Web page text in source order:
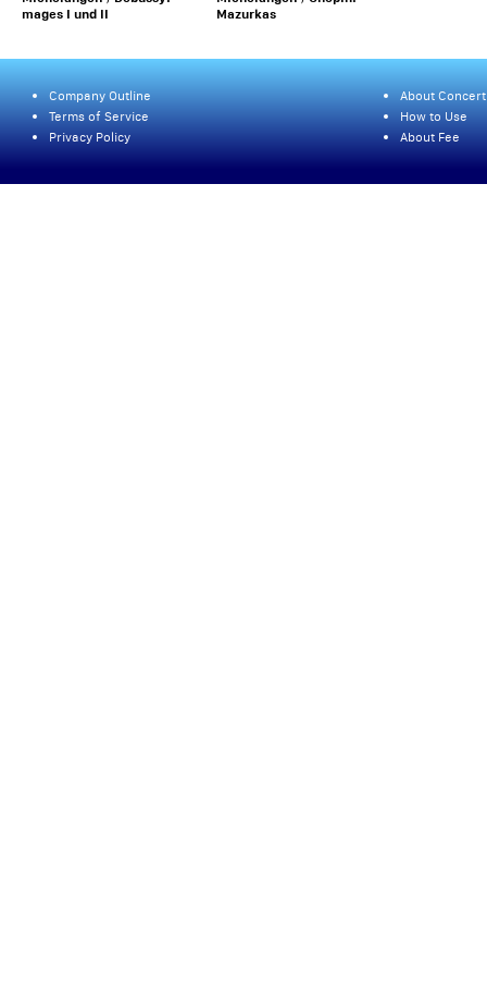
mages I und II
Mazurkas
Company Outline
Terms of Service
Privacy Policy
About
How to Use
About Fee